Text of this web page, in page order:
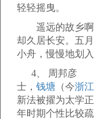
轻轻摇曳。
遥远的故乡啊
却久居长安。五
小舟，慢慢地划入
4、 周邦彦
士， 钱塘 （今浙江
新法被擢为太学
年时期个性比较